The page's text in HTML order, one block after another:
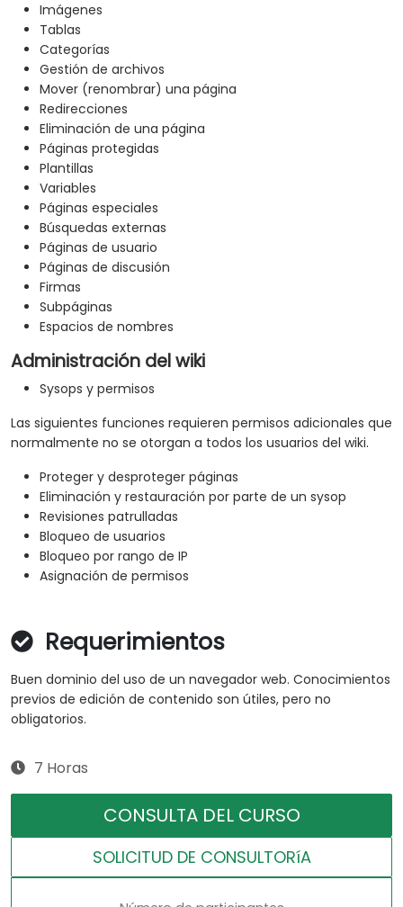
Imágenes
Tablas
Categorías
Gestión de archivos
Mover (renombrar) una página
Redirecciones
Eliminación de una página
Páginas protegidas
Plantillas
Variables
Páginas especiales
Búsquedas externas
Páginas de usuario
Páginas de discusión
Firmas
Subpáginas
Espacios de nombres
Administración del wiki
Sysops y permisos
Las siguientes funciones requieren permisos adicionales que
normalmente no se otorgan a todos los usuarios del wiki.
Proteger y desproteger páginas
Eliminación y restauración por parte de un sysop
Revisiones patrulladas
Bloqueo de usuarios
Bloqueo por rango de IP
Asignación de permisos
Requerimientos
Buen dominio del uso de un navegador web. Conocimientos
previos de edición de contenido son útiles, pero no
obligatorios.
7 Horas
CONSULTA DEL CURSO
SOLICITUD DE CONSULTORíA